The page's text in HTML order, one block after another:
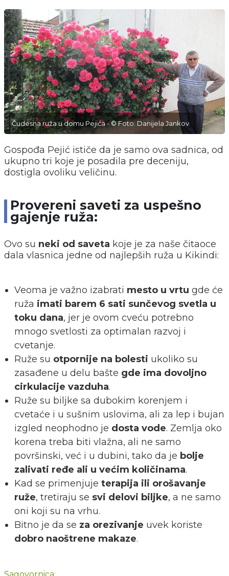
Čudesna ruža u domu Pejića - © Foto: Danijela Jankov
Gospođa Pejić ističe da je samo ova sadnica, od
ukupno tri koje je posadila pre deceniju,
dostigla ovoliku veličinu.
Provereni saveti za uspešno
gajenje ruža:
Ovo su neki od saveta koje je za naše čitaoce
dala vlasnica jedne od najlepših ruža u Kikindi:
Veoma je važno izabrati mesto u vrtu gde će
ruža imati barem 6 sati sunčevog svetla u
toku dana, jer je ovom cveću potrebno
mnogo svetlosti za optimalan razvoj i
cvetanje.
Ruže su otpornije na bolesti ukoliko su
zasađene u delu bašte gde ima dovoljno
cirkulacije vazduha.
Ruže su biljke sa dubokim korenjem i
cvetaće i u sušnim uslovima, ali za lep i bujan
izgled neophodno je dosta vode. Zemlja oko
korena treba biti vlažna, ali ne samo
površinski, već i u dubini, tako da je bolje
zalivati ređe ali u većim količinama.
Kad se primenjuje terapija ili orošavanje
ruže, tretiraju se svi delovi biljke, a ne samo
oni koji su na vrhu.
Bitno je da se za orezivanje uvek koriste
dobro naoštrene makaze.
Sagovornica: